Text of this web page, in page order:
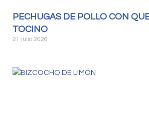
PECHUGAS DE POLLO CON
TOCINO
21 julio 2026